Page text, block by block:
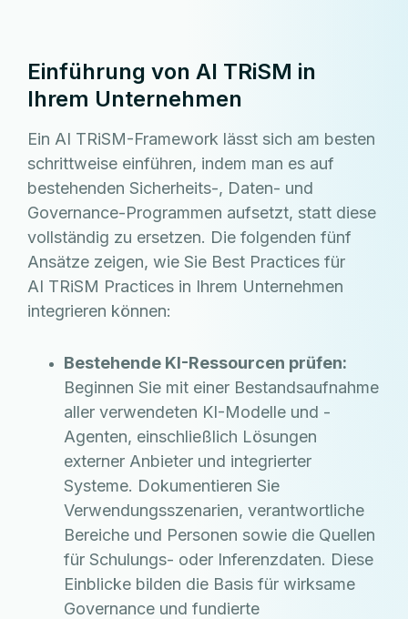
Einführung von AI TRiSM in
Ihrem Unternehmen
Ein AI TRiSM-Framework lässt sich am besten
schrittweise einführen, indem man es auf
bestehenden Sicherheits-, Daten- und
Governance-Programmen aufsetzt, statt diese
vollständig zu ersetzen. Die folgenden fünf
Ansätze zeigen, wie Sie Best Practices für
AI TRiSM Practices in Ihrem Unternehmen
integrieren können:
Bestehende KI-Ressourcen prüfen:
Beginnen Sie mit einer Bestandsaufnahme
aller verwendeten KI-Modelle und -
Agenten, einschließlich Lösungen
externer Anbieter und integrierter
Systeme. Dokumentieren Sie
Verwendungsszenarien, verantwortliche
Bereiche und Personen sowie die Quellen
für Schulungs- oder Inferenzdaten. Diese
Einblicke bilden die Basis für wirksame
Governance und fundierte